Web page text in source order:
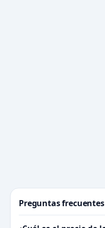
Preguntas frecuentes